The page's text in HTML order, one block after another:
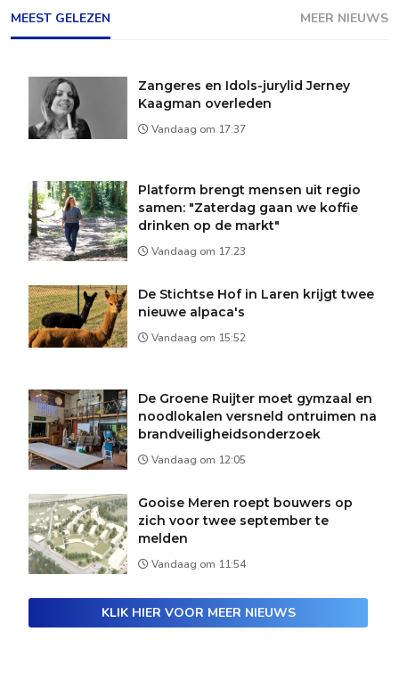
MEEST GELEZEN MEER NIEUWS
Zangeres en Idols-jurylid Jerney
Kaagman overleden
Vandaag om 17:37
Platform brengt mensen uit regio
samen: "Zaterdag gaan we koffie
drinken op de markt"
Vandaag om 17:23
De Stichtse Hof in Laren krijgt twee
nieuwe alpaca's
Vandaag om 15:52
De Groene Ruijter moet gymzaal en
noodlokalen versneld ontruimen na
brandveiligheidsonderzoek
Vandaag om 12:05
Gooise Meren roept bouwers op
zich voor twee september te
melden
Vandaag om 11:54
KLIK HIER VOOR MEER NIEUWS